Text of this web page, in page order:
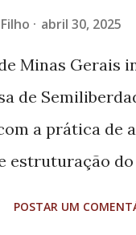
à lei federal
abril 30, 2025
Minas Gerais
de
a prática de
estruturação
POSTAR UM